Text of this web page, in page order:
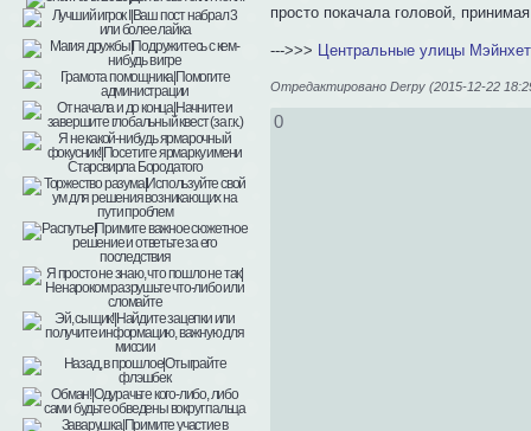
просто покачала головой,
--->>> Центральные улицы
Отредактировано Derpy (2015-12-22
0